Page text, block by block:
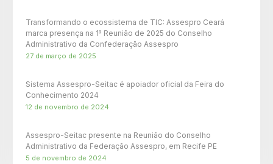
Transformando o ecossistema de TIC: Assespro Ceará
marca presença na 1ª Reunião de 2025 do Conselho
Administrativo da Confederação Assespro
27 de março de 2025
Sistema Assespro-Seitac é apoiador oficial da Feira do
Conhecimento 2024
12 de novembro de 2024
Assespro-Seitac presente na Reunião do Conselho
Administrativo da Federação Assespro, em Recife PE
5 de novembro de 2024